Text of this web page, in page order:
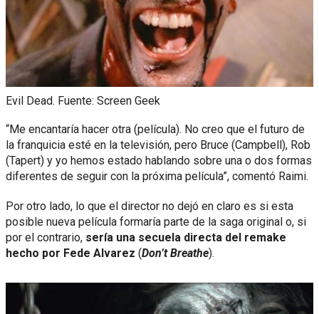
Evil Dead. Fuente: Screen Geek
“Me encantaría hacer otra (película). No creo que el futuro de
la franquicia esté en la televisión, pero Bruce (Campbell), Rob
(Tapert) y yo hemos estado hablando sobre una o dos formas
diferentes de seguir con la próxima película”, comentó Raimi.
Por otro lado, lo que el director no dejó en claro es si esta
posible nueva película formaría parte de la saga original o, si
por el contrario, sería una secuela directa del remake
hecho por Fede Alvarez (Don’t Breathe).